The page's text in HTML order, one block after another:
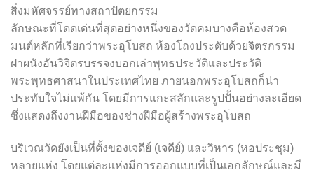
สิ่งมหัศจรรย์ทางสถาปัตยกรรม
ลักษณะที่โดดเด่นที่สุดอย่างหนึ่งของวัดคมบางคือห้องสวด
มนต์หลักที่เรียกว่าพระอุโบสถ ห้องโถงประดับด้วยจิตรกรรม
ฝาผนังอันวิจิตรบรรจงบอกเล่าพุทธประวัติและประวัติ
พระพุทธศาสนาในประเทศไทย ภายนอกพระอุโบสถก็น่า
ประทับใจไม่แพ้กัน โดยมีการแกะสลักและรูปปั้นอย่างละเอียด
ซึ่งแสดงถึงงานฝีมือของช่างฝีมือผู้สร้างพระอุโบสถ
บริเวณวัดยังเป็นที่ตั้งของเจดีย์ (เจดีย์) และวิหาร (หอประชุม)
หลายแห่ง โดยแต่ละแห่งมีการออกแบบที่เป็นเอกลักษณ์และมี